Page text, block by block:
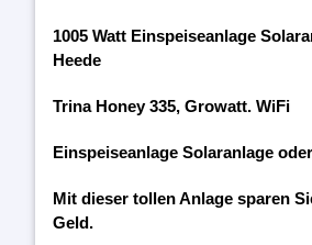
1005 Watt Einspeiseanlage
Heede
Trina Honey 335, Growatt. WiFi
Einspeiseanlage Solaranlage
Mit dieser tollen Anlage sparen
Geld.